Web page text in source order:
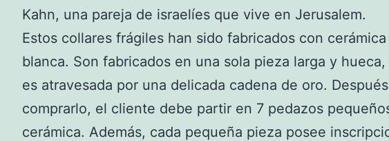
Kahn, una pareja de israelíes que vive en Jerusalem.
Estos collares frágiles han sido fabricados con
blanca. Son fabricados en una sola pieza larga y hueca,
es atravesada por una delicada cadena de oro.
comprarlo, el cliente debe partir en 7 pedazos
cerámica. Además, cada pequeña pieza posee